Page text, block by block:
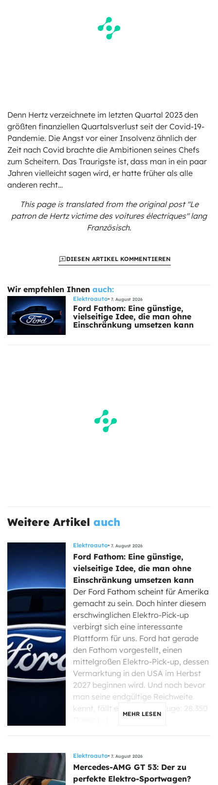
Denn Hertz verzeichnete im letzten Quartal 2023 den
größten finanziellen Quartalsverlust seit der Covid-19-
Pandemie. Die Angst vor einer Insolvenz ähnlich der
Zeit nach Covid brachte die Ambitionen seines Chefs
zum Scheitern. Das Traurigste ist, dass man in ein paar
Jahren vielleicht sagen wird, er hatte früher als alle
anderen recht…
This page is translated from the originalpost "Le
patron de Hertz victime des voitures électriques"lang
Französisch.
DIESEN ARTIKEL KOMMENTIEREN
Wir empfehlen Ihnen auch:
Elektroauto 7. August 2026
Ford Fathom: Eine günstige,
vielseitige Idee, die man ohne
Einschränkung umsetzen kann
Weitere Artikel auch
Elektroauto 7. August 2026
Ford Fathom: Eine günstige,
vielseitige Idee, die man ohne
Einschränkung umsetzen kann
Der Ford Fathom scheint für Amerika
gemacht zu sein. Doch hinter diesem
erschwinglichen Elektro-Pick-up
verbirgt sich eine interessante
Plattform für uns. Ford hat gerade
den Fathom vorgestellt, einen
mittelgroßen Elektro-Pick-up, dessen
Vermarktung in den USA im Herbst
2027 beginnen wird. Und noch bevor
man seine endgültige Reichweite
kennt, fällt eine Zahl ins Auge: 28.350
MEHR LESEN
Elektroauto 7. August 2026
Mercedes-AMG GT 53: Der zu
perfekte Elektro-Sportwagen?